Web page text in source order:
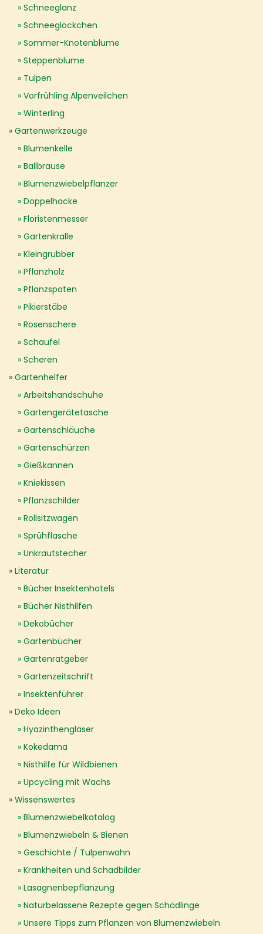
Schneeglanz
Schneeglöckchen
Sommer-Knotenblume
Steppenblume
Tulpen
Vorfrühling Alpenveilchen
Winterling
Gartenwerkzeuge
Blumenkelle
Ballbrause
Blumenzwiebelpflanzer
Doppelhacke
Floristenmesser
Gartenkralle
Kleingrubber
Pflanzholz
Pflanzspaten
Pikierstäbe
Rosenschere
Schaufel
Scheren
Gartenhelfer
Arbeitshandschuhe
Gartengerätetasche
Gartenschläuche
Gartenschürzen
Gießkannen
Kniekissen
Pflanzschilder
Rollsitzwagen
Sprühflasche
Unkrautstecher
Literatur
Bücher Insektenhotels
Bücher Nisthilfen
Dekobücher
Gartenbücher
Gartenratgeber
Gartenzeitschrift
Insektenführer
Deko Ideen
Hyazinthengläser
Kokedama
Nisthilfe für Wildbienen
Upcycling mit Wachs
Wissenswertes
Blumenzwiebelkatalog
Blumenzwiebeln & Bienen
Geschichte / Tulpenwahn
Krankheiten und Schadbilder
Lasagnenbepflanzung
Naturbelassene Rezepte gegen Schädlinge
Unsere Tipps zum Pflanzen von Blumenzwiebeln